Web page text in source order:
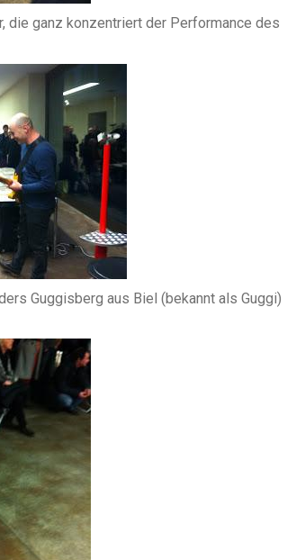
die ganz konzentriert der Performance des
Guggisberg aus Biel (bekannt als Guggi)